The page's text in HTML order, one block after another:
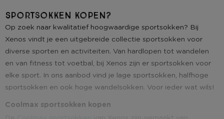
Sportsokken kopen?
Op zoek naar kwalitatief hoogwaardige sportsokken? Bij
Xenos vindt je een uitgebreide collectie sportsokken voor
diverse sporten en activiteiten. Van hardlopen tot wandelen
en van fitness tot voetbal, bij Xenos zijn er sportsokken voor
elke sport. In ons aanbod vind je lage sportsokken, halfhoge
sportsokken en ook hoge wandelsokken. Voor ieder wat wils!
Coolmax sportsokken kopen